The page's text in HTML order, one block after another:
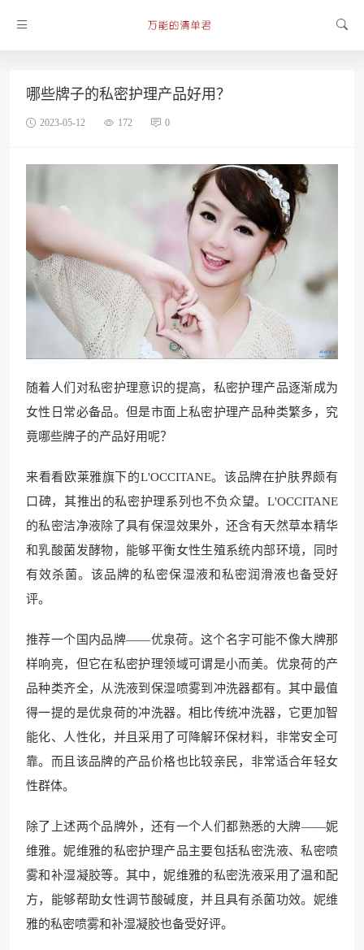
哪些牌子的私密护理产品好用？
2023-05-12 172 0
随着人们对私密护理意识的提高，私密护理产品逐渐成为
女性日常必备品。但是市面上私密护理产品种类繁多，究
竟哪些牌子的产品好用呢？
来看看欧莱雅旗下的L'OCCITANE。该品牌在护肤界颇有
口碑，其推出的私密护理系列也不负众望。L'OCCITANE
的私密洁净液除了具有保湿效果外，还含有天然草本精华
和乳酸菌发酵物，能够平衡女性生殖系统内部环境，同时
有效杀菌。该品牌的私密保湿液和私密润滑液也备受好
评。
推荐一个国内品牌——优泉荷。这个名字可能不像大牌那
样响亮，但它在私密护理领域可谓是小而美。优泉荷的产
品种类齐全，从洗液到保湿喷雾到冲洗器都有。其中最值
得一提的是优泉荷的冲洗器。相比传统冲洗器，它更加智
能化、人性化，并且采用了可降解环保材料，非常安全可
靠。而且该品牌的产品价格也比较亲民，非常适合年轻女
性群体。
除了上述两个品牌外，还有一个人们都熟悉的大牌——妮
维雅。妮维雅的私密护理产品主要包括私密洗液、私密喷
雾和补湿凝胶等。其中，妮维雅的私密洗液采用了温和配
方，能够帮助女性调节酸碱度，并且具有杀菌功效。妮维
雅的私密喷雾和补湿凝胶也备受好评。